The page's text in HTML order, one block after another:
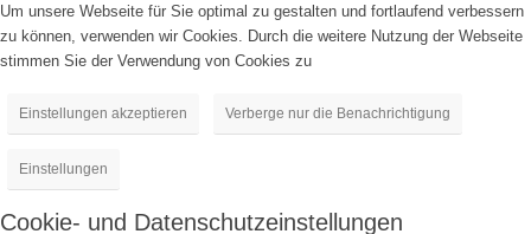
Um unsere Webseite für Sie optimal zu gestalten und fortlaufend verbessern
zu können, verwenden wir Cookies. Durch die weitere Nutzung der Webseite
stimmen Sie der Verwendung von Cookies zu
Einstellungen akzeptieren Verberge nur die Benachrichtigung
Einstellungen
Cookie- und Datenschutzeinstellungen